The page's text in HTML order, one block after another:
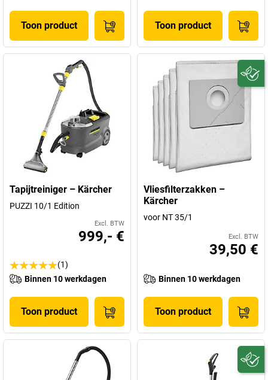
Toon product Toon product
Tapijtreiniger – Kärcher
PUZZI 10/1 Edition
Excl. BTW
999,- €
(1)
Binnen 10 werkdagen
Toon product
Vliesfilterzakken –
Kärcher
voor NT 35/1
Excl. BTW
39,50 €
Binnen 10 werkdagen
Toon product